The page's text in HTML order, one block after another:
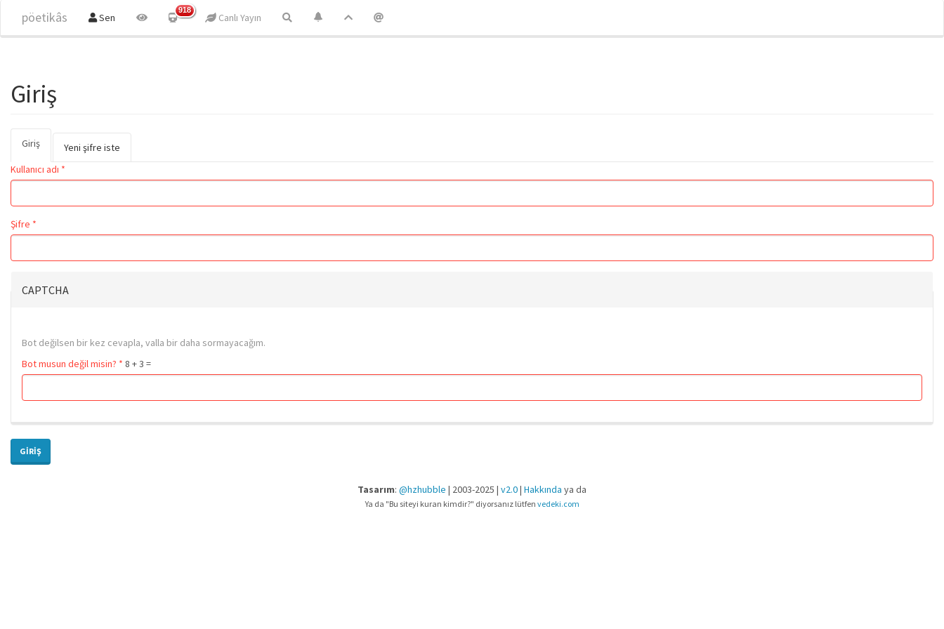
pöetikâs Sen
918
Canlı Yayın
Giriş
Birincil sekmeler
Giriş
Yeni şifre iste
Kullanıcı adı *
Şifre *
CAPTCHA
Bot değilsen bir kez cevapla, valla bir daha sormayacağım.
Bot musun değil misin? * 8 + 3 =
GIRIŞ
Tasarım: @hzhubble | 2003-2025 | v2.0| Hakkında ya da
Ya da "Bu siteyi kuran kimdir?" diyorsanız lütfen vedeki.com